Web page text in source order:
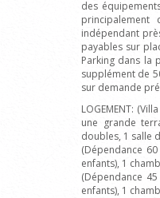
des
indépendant
payables sur
Parking dans la
supplément de
sur demande
LOGEMENT:
une grande
doubles, 1 salle
(Dépendance
enfants), 1
(Dépendance
enfants), 1